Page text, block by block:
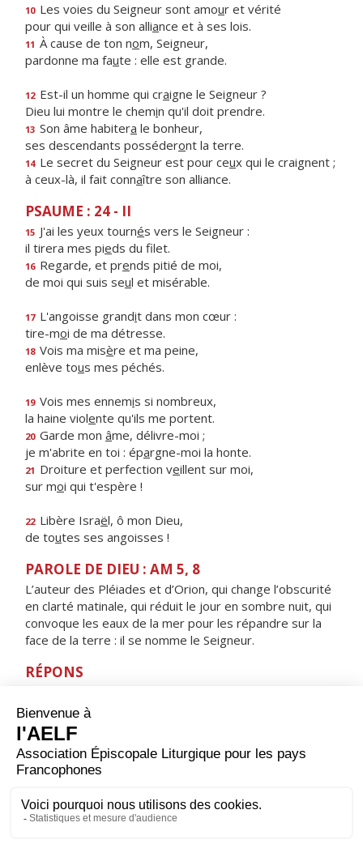
10 Les voies du Seigneur sont amour et vérité
pour qui veille à son alliance et à ses lois.
11 À cause de ton nom, Seigneur,
pardonne ma faute : elle est grande.
12 Est-il un homme qui craigne le Seigneur ?
Dieu lui montre le chemin qu'il doit prendre.
13 Son âme habitera le bonheur,
ses descendants posséderont la terre.
14 Le secret du Seigneur est pour ceux qui le craignent ;
à ceux-là, il fait connaître son alliance.
PSAUME : 24 - II
15 J'ai les yeux tournés vers le Seigneur :
il tirera mes pieds du filet.
16 Regarde, et prends pitié de moi,
de moi qui suis seul et misérable.
17 L'angoisse grandit dans mon cœur :
tire-moi de ma détresse.
18 Vois ma misère et ma peine,
enlève tous mes péchés.
19 Vois mes ennemis si nombreux,
la haine violente qu'ils me portent.
20 Garde mon âme, délivre-moi ;
je m'abrite en toi : épargne-moi la honte.
21 Droiture et perfection veillent sur moi,
sur moi qui t'espère !
22 Libère Israël, ô mon Dieu,
de toutes ses angoisses !
PAROLE DE DIEU : AM 5, 8
L’auteur des Pléiades et d’Orion, qui change l’obscurité
en clarté matinale, qui réduit le jour en sombre nuit, qui
convoque les eaux de la mer pour les répandre sur la
face de la terre : il se nomme le Seigneur.
RÉPONS
dans son sanctuaire, puissance et beauté.
ORAISON
Dieu éternel et tout-puissant, en qui rien n’est sombre
ni obscur, communique ta lumière à nos cœurs : en
ta route d’un cœur léger. Par Jésus, le Christ, notre